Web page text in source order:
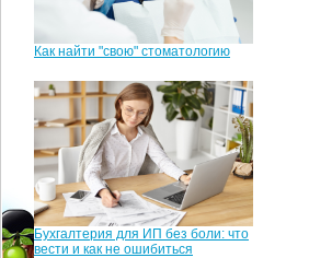
Как найти "свою" стоматологию
Бухгалтерия для ИП без боли: что
вести и как не ошибиться